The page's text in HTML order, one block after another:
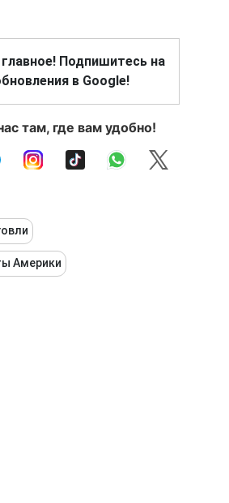
Подпишитесь на
в Google!
там, где вам удобно!
Америки